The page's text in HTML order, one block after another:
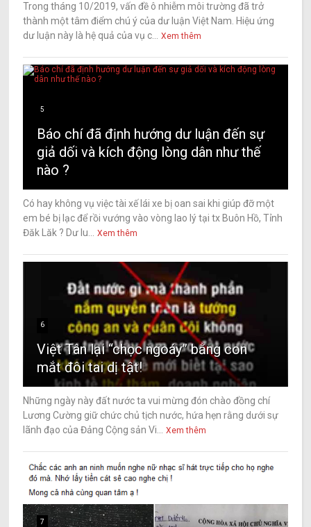
Trong tháng 10/2019, vấn đề ô nhiễm môi trường đã trở
thành một tâm điểm chú ý của dư luận Việt Nam. Hiệu ứng
dư luận này là hệ quả của vụ c...
Xem thêm
5
Báo chí đã định hướng dư luận đến sự
giả dối và kích động lòng dân như thế
nào ?
Có hay không vụ việc tài xế lái xe bị oan sai khi giúp đỡ một
em bé bị lạc để rồi vướng vào vòng lao lý tại tx Buôn Hồ, Tỉnh
Đăk Lăk ? Dư lu...
Xem thêm
6
Việt Tân lại “chọc ngoáy” bằng con
mắt đôi tai dị tật!
Những ngày này đất nước ta vui mừng đón chào đồng chí
Lương Cường giữ chức chủ tịch nước, hứa hẹn rằng dưới sự
lãnh đạo của Đảng Cộng sản Vi...
Xem thêm
7